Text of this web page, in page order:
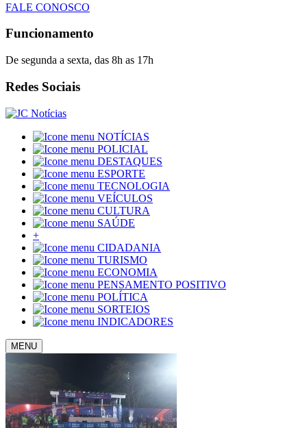
FALE CONOSCO
Funcionamento
De segunda a sexta, das 8h as 17h
Redes Sociais
NOTÍCIAS
POLICIAL
DESTAQUES
ESPORTE
TECNOLOGIA
VEÍCULOS
CULTURA
SAÚDE
+
CIDADANIA
TURISMO
ECONOMIA
PENSAMENTO POSITIVO
POLÍTICA
SORTEIOS
INDICADORES
MENU